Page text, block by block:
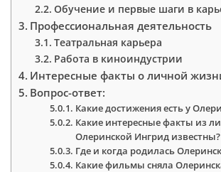
Обучение и первые шаги в
Профессиональная деятельность
Театральная карьера
Работа в киноиндустрии
Интересные факты о личной
Вопрос-ответ:
Какие достижения есть у
Какие интересные факты из
Олеринской Ингрид известны?
Где и когда родилась
Какие фильмы сняла